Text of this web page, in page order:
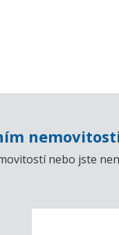
nebo jste